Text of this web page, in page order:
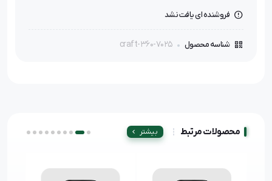
فروشنده ای یافت نشد
شناسه محصول craft-360-7025
محصولات مرتبط بیشتر